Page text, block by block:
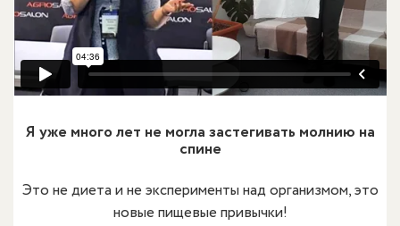
Я уже много лет не могла застегивать молнию на
спине
Это не диета и не эксперименты над организмом, это
новые пищевые привычки!